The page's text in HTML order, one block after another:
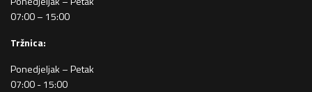
07:00 – 15:00
Tržnica:
Ponedjeljak – Petak
07:00 - 15:00